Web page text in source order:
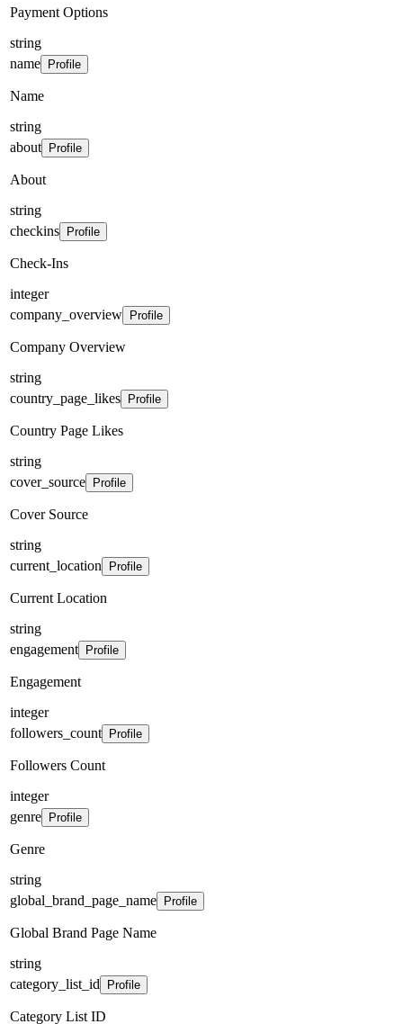
Payment Options
string
name
Profile
Name
string
about
Profile
About
string
checkins
Profile
Check-Ins
integer
company_overview
Profile
Company Overview
string
country_page_likes
Profile
Country Page Likes
string
cover_source
Profile
Cover Source
string
current_location
Profile
Current Location
string
engagement
Profile
Engagement
integer
followers_count
Profile
Followers Count
integer
genre
Profile
Genre
string
global_brand_page_name
Profile
Global Brand Page Name
string
category_list_id
Profile
Category List ID